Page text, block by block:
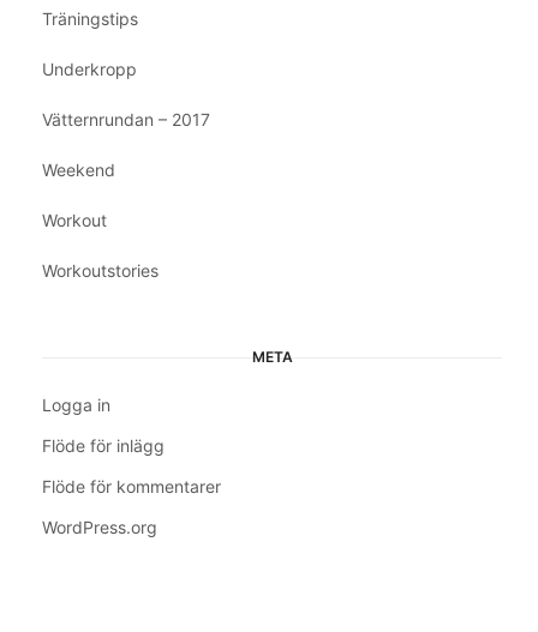
Träningstips
Underkropp
Vätternrundan – 2017
Weekend
Workout
Workoutstories
META
Logga in
Flöde för inlägg
Flöde för kommentarer
WordPress.org